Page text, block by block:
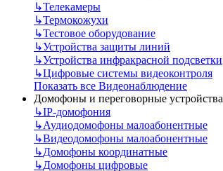
↳Телекамеры
↳Термокожухи
↳Тестовое оборудование
↳Устройства защиты линий
↳Устройства инфракрасной подсветки
↳Цифровые системы видеоконтроля
Показать все Видеонаблюдение
Домофоны и переговорные устройства
↳IP-домофония
↳Аудиодомофоны малоабонентные
↳Видеодомофоны малоабонентные
↳Домофоны координатные
↳Домофоны цифровые